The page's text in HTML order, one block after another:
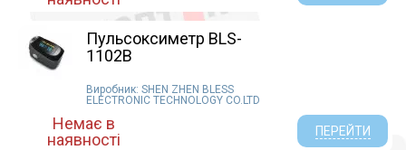
Пульсоксиметр BLS-
1102B
Виробник: SHEN ZHEN BLESS
ELECTRONIC TECHNOLOGY CO.LTD
Немає в
наявності
ПЕРЕЙТИ